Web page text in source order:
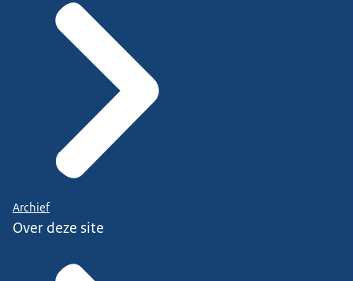
Archief
Over deze site